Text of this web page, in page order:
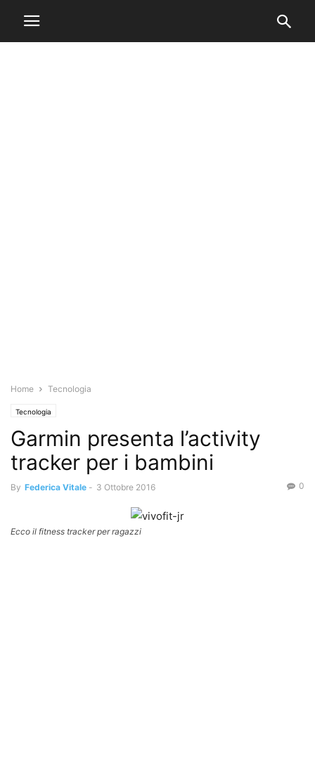
Home Tecnologia
Tecnologia
Garmin presenta l’activity
tracker per i bambini
By Federica Vitale - 3 Ottobre 2016 0
Ecco il fitness tracker per ragazzi